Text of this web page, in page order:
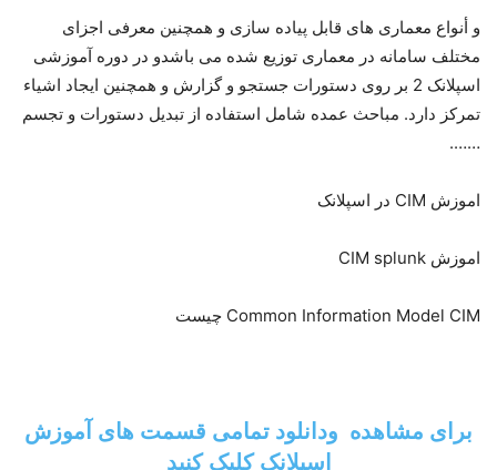
و أنواع معماری های قابل پیاده سازی و همچنین معرفی اجزای
مختلف سامانه در معماری توزیع شده می باشدو در دوره آموزشی
اسپلانک 2 بر روی دستورات جستجو و گزارش و همچنین ایجاد اشیاء
تمرکز دارد. مباحث عمده شامل استفاده از تبدیل دستورات و تجسم
…….
اموزش CIM در اسپلانک
اموزش CIM splunk
Common Information Model CIM چیست
برای مشاهده ودانلود تمامی قسمت های آموزش
اسپلانک کلیک کنید